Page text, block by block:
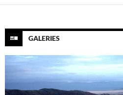
GALERIES